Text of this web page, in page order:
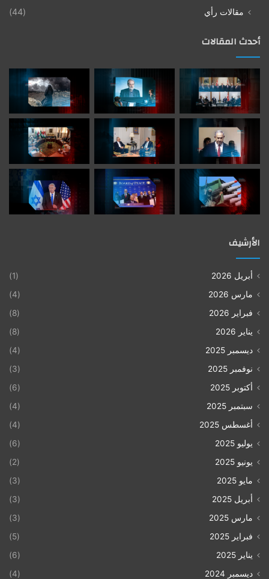
مقالات رأي
(44)
أحدث المقالات
الأرشيف
أبريل 2026
(1)
مارس 2026
(4)
فبراير 2026
(8)
يناير 2026
(8)
ديسمبر 2025
(4)
نوفمبر 2025
(3)
أكتوبر 2025
(6)
سبتمبر 2025
(4)
أغسطس 2025
(4)
يوليو 2025
(6)
يونيو 2025
(2)
مايو 2025
(3)
أبريل 2025
(3)
مارس 2025
(3)
فبراير 2025
(5)
يناير 2025
(6)
ديسمبر 2024
(4)